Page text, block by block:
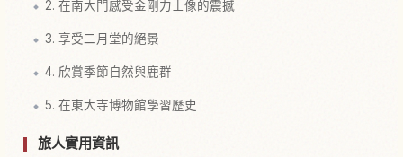
2. 在南大門感受金剛力士像的震撼
3. 享受二月堂的絕景
4. 欣賞季節自然與鹿群
5. 在東大寺博物館學習歷史
旅人實用資訊